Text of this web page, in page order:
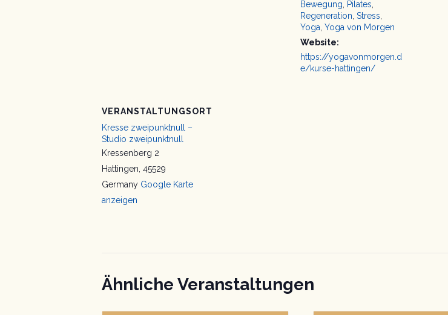
Bewegung
Pilates
Regeneration Stress
Yoga Yoga von Morgen
Website:
https://yogavonmorgen.d
e/kurse-hattingen/
VERANSTALTUNGSORT
Kresse zweipunktnull –
Studio zweipunktnull
Kressenberg 2
Hattingen 45529
Germany Google Karte
anzeigen
Ähnliche Veranstaltungen